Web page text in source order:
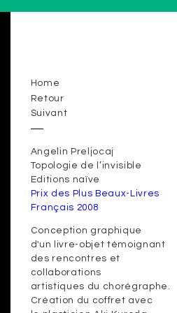
Home
Retour
Suivant
Angelin Preljocaj
Topologie de l’invisible
Editions naïve
Prix des Plus Beaux-Livres
Français 2008
Conception graphique
d'un livre-objet témoignant
des rencontres et
collaborations
artistiques du chorégraphe.
Création du coffret avec